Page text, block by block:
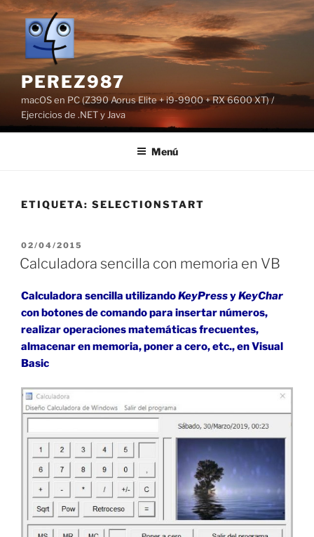
Saltar
contenido
PEREZ987
macOS en PC (Z390 Aorus Elite + i9-9900 + RX 6600 XT) /
Ejercicios de .NET y Java
Menú
ETIQUETA: SELECTIONSTART
PUBLICADO
EL
02/04/2015
Calculadora sencilla con memoria en VB
Calculadora sencilla utilizandoKeyPressyKeyChar
con botones de comando para insertar números,
realizar operaciones matemáticas frecuentes,
almacenar en memoria, poner a cero, etc., en Visual
Basic